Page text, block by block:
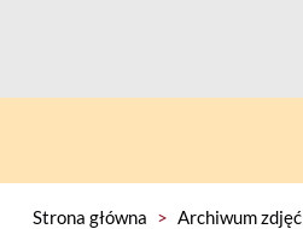
Strona główna > Archiwum zdjęć